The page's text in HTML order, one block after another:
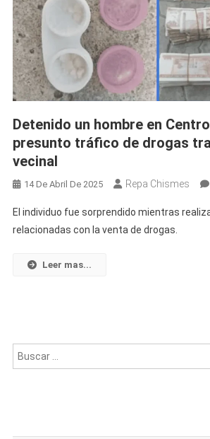
Detenido un hombre en
presunto tráfico de drogas
vecinal
14 De Abril De 2025 Repa Chismes
El individuo fue sorprendido mientras
relacionadas con la venta de drogas.
Leer mas...